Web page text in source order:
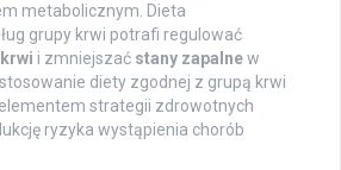
metabolicznym. Dieta
grupy krwi potrafi regulować
i zmniejszać stany zapalnew
diety zgodnej z grupą krwi
strategii zdrowotnych
ryzyka wystąpienia chorób